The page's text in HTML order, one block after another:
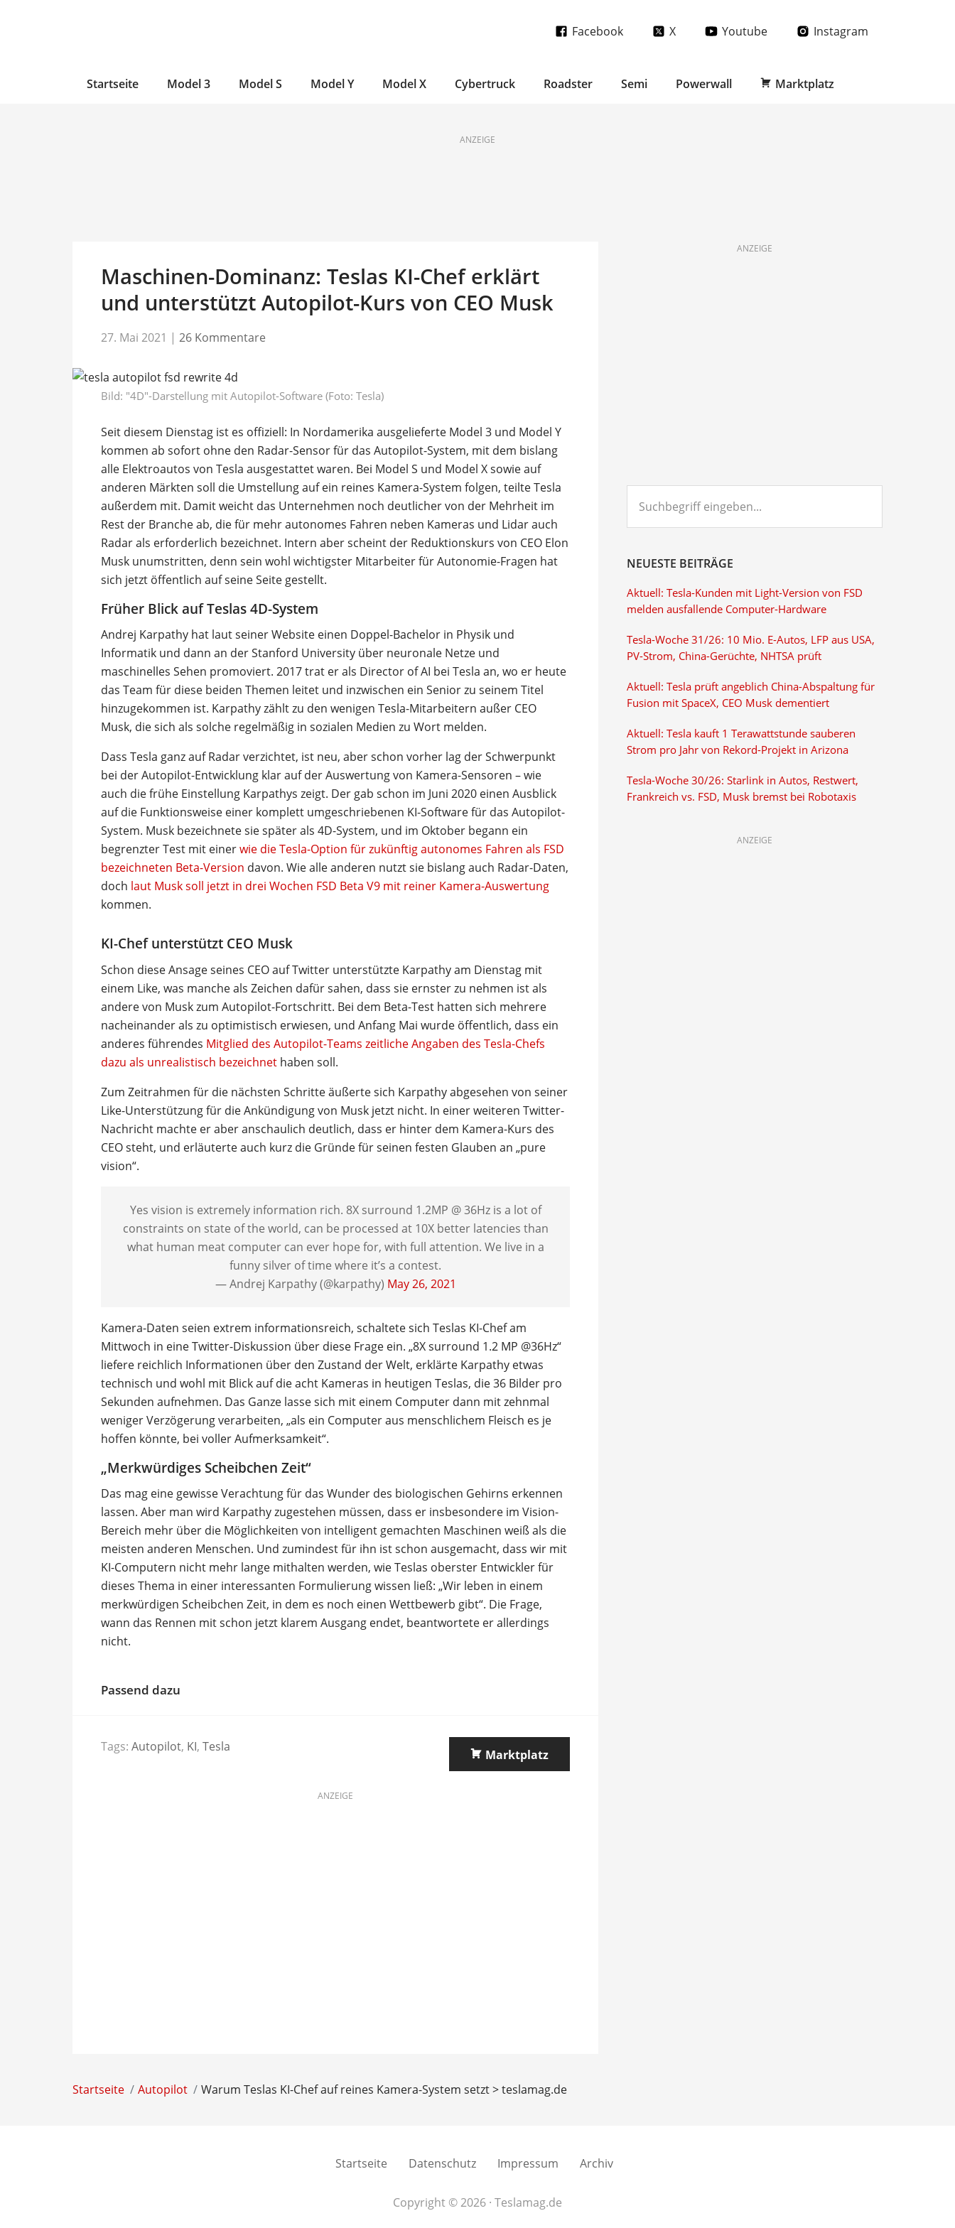
Facebook X Youtube Instagram
Startseite Model 3 Model S Model Y Model X Cybertruck Roadster Semi Powerwall Marktplatz
ANZEIGE
Maschinen-Dominanz: Teslas KI-Chef erklärt
und unterstützt Autopilot-Kurs von CEO Musk
27. Mai 2021 | 26 Kommentare
Bild: "4D"-Darstellung mit Autopilot-Software (Foto: Tesla)
Seit diesem Dienstag ist es offiziell: In Nordamerika ausgelieferte Model 3 und Model Y
kommen ab sofort ohne den Radar-Sensor für das Autopilot-System, mit dem bislang
alle Elektroautos von Tesla ausgestattet waren. Bei Model S und Model X sowie auf
anderen Märkten soll die Umstellung auf ein reines Kamera-System folgen, teilte Tesla
außerdem mit. Damit weicht das Unternehmen noch deutlicher von der Mehrheit im
Rest der Branche ab, die für mehr autonomes Fahren neben Kameras und Lidar auch
Radar als erforderlich bezeichnet. Intern aber scheint der Reduktionskurs von CEO Elon
Musk unumstritten, denn sein wohl wichtigster Mitarbeiter für Autonomie-Fragen hat
sich jetzt öffentlich auf seine Seite gestellt.
Früher Blick auf Teslas 4D-System
Andrej Karpathy hat laut seiner Website einen Doppel-Bachelor in Physik und
Informatik und dann an der Stanford University über neuronale Netze und
maschinelles Sehen promoviert. 2017 trat er als Director of AI bei Tesla an, wo er heute
das Team für diese beiden Themen leitet und inzwischen ein Senior zu seinem Titel
hinzugekommen ist. Karpathy zählt zu den wenigen Tesla-Mitarbeitern außer CEO
Musk, die sich als solche regelmäßig in sozialen Medien zu Wort melden.
Dass Tesla ganz auf Radar verzichtet, ist neu, aber schon vorher lag der Schwerpunkt
bei der Autopilot-Entwicklung klar auf der Auswertung von Kamera-Sensoren – wie
auch die frühe Einstellung Karpathys zeigt. Der gab schon im Juni 2020 einen Ausblick
auf die Funktionsweise einer komplett umgeschriebenen KI-Software für das Autopilot-
System. Musk bezeichnete sie später als 4D-System, und im Oktober begann ein
begrenzter Test mit einerwie die Tesla-Option für zukünftig autonomes Fahren als FSD
bezeichneten Beta-Version davon. Wie alle anderen nutzt sie bislang auch Radar-Daten,
doch laut Musk soll jetzt in drei Wochen FSD Beta V9 mit reiner Kamera-Auswertung
kommen.
KI-Chef unterstützt CEO Musk
Schon diese Ansage seines CEO auf Twitter unterstützte Karpathy am Dienstag mit
einem Like, was manche als Zeichen dafür sahen, dass sie ernster zu nehmen ist als
andere von Musk zum Autopilot-Fortschritt. Bei dem Beta-Test hatten sich mehrere
nacheinander als zu optimistisch erwiesen, und Anfang Mai wurde öffentlich, dass ein
anderes führendes Mitglied des Autopilot-Teams zeitliche Angaben des Tesla-Chefs
dazu als unrealistisch bezeichnet haben soll.
Zum Zeitrahmen für die nächsten Schritte äußerte sich Karpathy abgesehen von seiner
Like-Unterstützung für die Ankündigung von Musk jetzt nicht. In einer weiteren Twitter-
Nachricht machte er aber anschaulich deutlich, dass er hinter dem Kamera-Kurs des
CEO steht, und erläuterte auch kurz die Gründe für seinen festen Glauben an „pure
vision“.
Yes vision is extremely information rich. 8X surround 1.2MP @ 36Hz is a lot of
constraints on state of the world, can be processed at 10X better latencies than
what human meat computer can ever hope for, with full attention. We live in a
funny silver of time where it’s a contest.
— Andrej Karpathy (@karpathy) May 26, 2021
Kamera-Daten seien extrem informationsreich, schaltete sich Teslas KI-Chef am
Mittwoch in eine Twitter-Diskussion über diese Frage ein. „8X surround 1.2 MP @36Hz“
liefere reichlich Informationen über den Zustand der Welt, erklärte Karpathy etwas
technisch und wohl mit Blick auf die acht Kameras in heutigen Teslas, die 36 Bilder pro
Sekunden aufnehmen. Das Ganze lasse sich mit einem Computer dann mit zehnmal
weniger Verzögerung verarbeiten, „als ein Computer aus menschlichem Fleisch es je
hoffen könnte, bei voller Aufmerksamkeit“.
„Merkwürdiges Scheibchen Zeit“
Das mag eine gewisse Verachtung für das Wunder des biologischen Gehirns erkennen
lassen. Aber man wird Karpathy zugestehen müssen, dass er insbesondere im Vision-
Bereich mehr über die Möglichkeiten von intelligent gemachten Maschinen weiß als die
meisten anderen Menschen. Und zumindest für ihn ist schon ausgemacht, dass wir mit
KI-Computern nicht mehr lange mithalten werden, wie Teslas oberster Entwickler für
dieses Thema in einer interessanten Formulierung wissen ließ: „Wir leben in einem
merkwürdigen Scheibchen Zeit, in dem es noch einen Wettbewerb gibt“. Die Frage,
wann das Rennen mit schon jetzt klarem Ausgang endet, beantwortete er allerdings
nicht.
Passend dazu
Tags: Autopilot, KI, Tesla
Marktplatz
ANZEIGE
ANZEIGE
eingeben...
NEUESTE BEITRÄGE
Aktuell: Tesla-Kunden mit Light-Version von FSD
melden ausfallende Computer-Hardware
Tesla-Woche 31/26: 10 Mio. E-Autos, LFP aus USA,
PV-Strom, China-Gerüchte, NHTSA prüft
Aktuell: Tesla prüft angeblich China-Abspaltung für
Fusion mit SpaceX, CEO Musk dementiert
Aktuell: Tesla kauft 1 Terawattstunde sauberen
Strom pro Jahr von Rekord-Projekt in Arizona
Tesla-Woche 30/26: Starlink in Autos, Restwert,
Frankreich vs. FSD, Musk bremst bei Robotaxis
ANZEIGE
Startseite Autopilot Warum Teslas KI-Chef auf reines Kamera-System setzt > teslamag.de
Startseite Datenschutz Impressum Archiv
Copyright © 2026 · Teslamag.de